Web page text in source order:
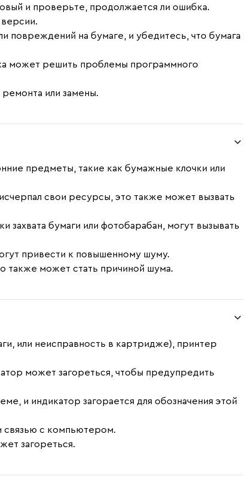
и проверьте, продолжается ли ошибка.
повреждений на бумаге, и убедитесь, что бумага
может решить проблемы программного
или замены.
предметы, такие как бумажные клочки или
свои ресурсы, это также может вызвать
бумаги или фотобарабан, могут вызывать
привести к повышенному шуму.
также может стать причиной шума.
или неисправность в картридже), принтер
может загореться, чтобы предупредить
и индикатор загорается для обозначения этой
связью с компьютером.
загореться.